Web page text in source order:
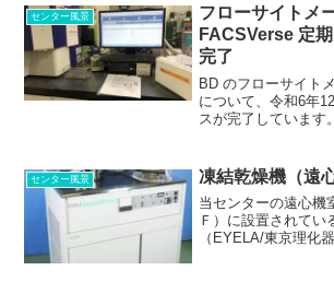
センター風景
フローサイトメ
FACSVerse 定
完了
BD のフローサイト
について、令和6年
スが完了しています
り、まだしばらくは
います...
センター風景 凍結乾燥機（遠
当センターの遠心機
Ｆ）に設置されてい
（EYELA/東京理化